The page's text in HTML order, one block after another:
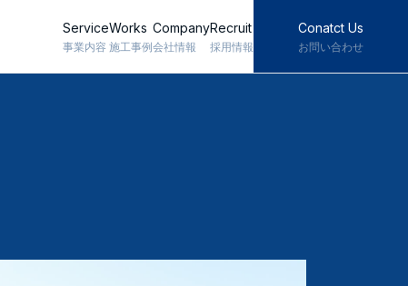
Service
事業内容
Works
施工事例
Company
会社情報
Recruit
採用情報
Conatct Us
お問い合わせ